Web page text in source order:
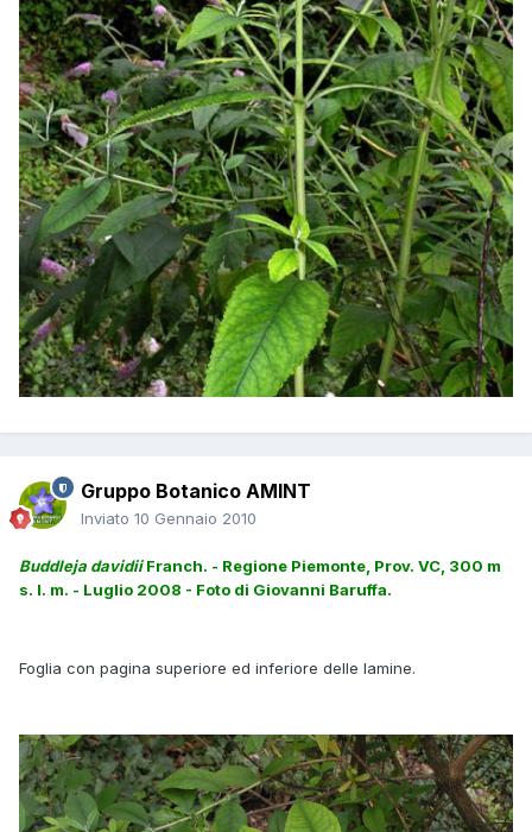
Gruppo Botanico AMINT
Inviato 10 Gennaio 2010
Buddleja davidiiFranch. - Regione Piemonte, Prov. VC, 300 m
s. l. m. - Luglio 2008 - Foto di Giovanni Baruffa.
Foglia con pagina superiore ed inferiore delle lamine.